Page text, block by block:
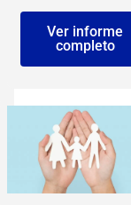
Ver informe
completo